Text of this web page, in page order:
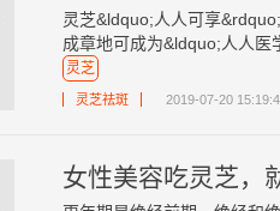
灵芝&ldquo;人人可享
成章地可成为&ldquo;人人医
灵芝
灵芝祛斑 2019-07-20
女性美容吃灵芝，